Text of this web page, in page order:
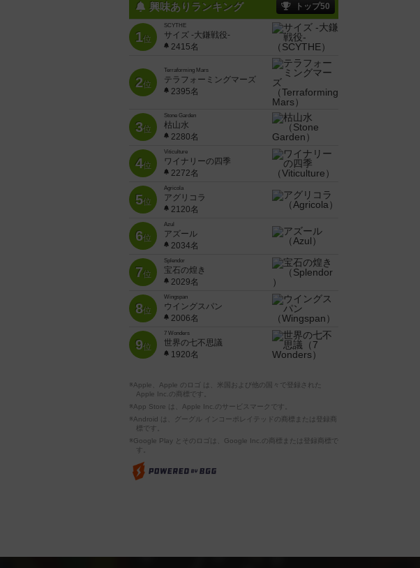
興味ありランキング トップ50
1位
SCYTHE
サイズ -大鎌戦役-
2415名
2位
Terraforming Mars
テラフォーミングマーズ
2395名
3位
Stone Garden
枯山水
2280名
4位
Viticulture
ワイナリーの四季
2272名
5位
Agricola
アグリコラ
2120名
6位
Azul
アズール
2034名
7位
Splendor
宝石の煌き
2029名
8位
Wingspan
ウイングスパン
2006名
9位
7 Wonders
世界の七不思議
1920名
※Apple、Apple のロゴ は、米国および他の国々で登録された
Apple Inc.の商標です。
※App Store は、Apple Inc.のサービスマークです。
※Android は、グーグル インコーポレイテッドの商標または登録商
標です。
※Google Play とそのロゴは、Google Inc.の商標または登録商標で
す。